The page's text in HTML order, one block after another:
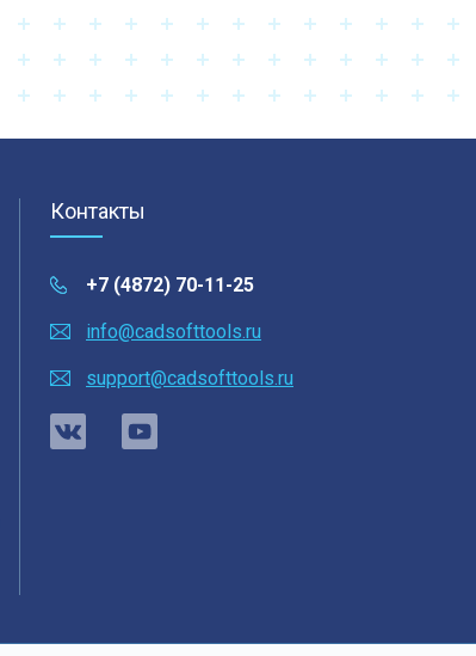
Контакты
+7 (4872) 70-11-25
info@cadsofttools.ru
support@cadsofttools.ru